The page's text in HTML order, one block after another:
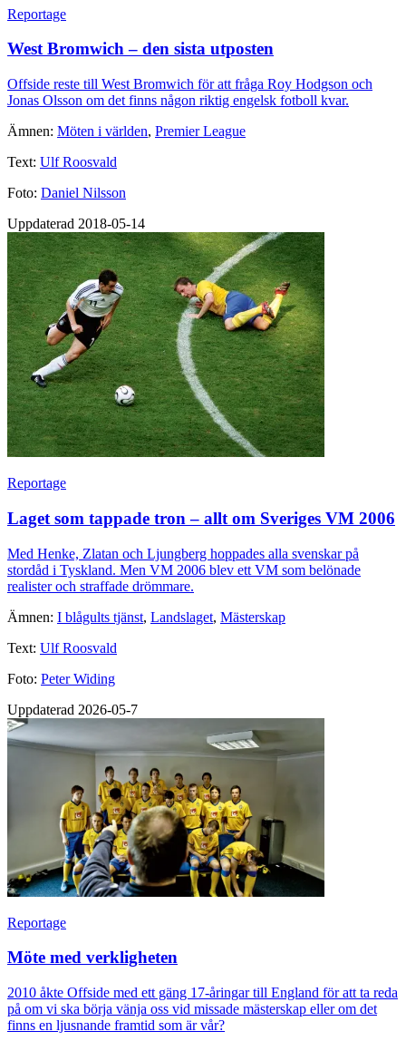
Reportage
West Bromwich – den sista utposten
Offside reste till West Bromwich för att fråga Roy Hodgson och
Jonas Olsson om det finns någon rikti­g engelsk fotboll kvar.
Ämnen: Möten i världen, Premier League
Text: Ulf Roosvald
Foto: Daniel Nilsson
Uppdaterad 2018-05-14
Reportage
Laget som tappade tron – allt om Sveriges VM 2006
Med Henke, Zlatan och Ljungberg hoppades alla svenskar på
stordåd i Tyskland. Men VM 2006 blev ett VM som belönade
realister och straffade drömmare.
Ämnen: I blågults tjänst, Landslaget, Mästerskap
Text: Ulf Roosvald
Foto: Peter Widing
Uppdaterad 2026-05-7
Reportage
Möte med verkligheten
2010 åkte Offside med ett gäng 17-åringar till England för att ta reda
på om vi ska börja vänja oss vid missade mästerskap eller om det
finns en ljusnande framtid som är vår?